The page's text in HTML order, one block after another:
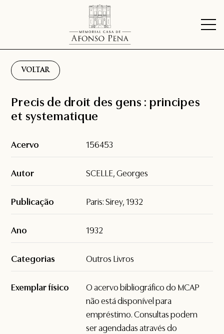
VOLTAR
Precis de droit des gens : principes
et systematique
Acervo 156453
Autor SCELLE, Georges
Publicação Paris: Sirey, 1932
Ano 1932
Categorias Outros Livros
Exemplar físico
O acervo bibliográfico do MCAP
não está disponível para
empréstimo. Consultas podem
ser agendadas através do